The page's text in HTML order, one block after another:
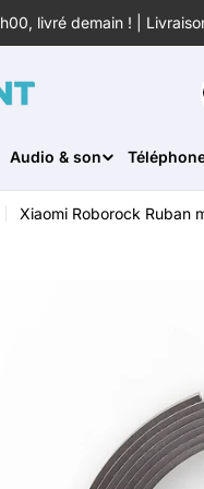
livré demain ! |
Audio & son
Xiaomi Roborock Ruban